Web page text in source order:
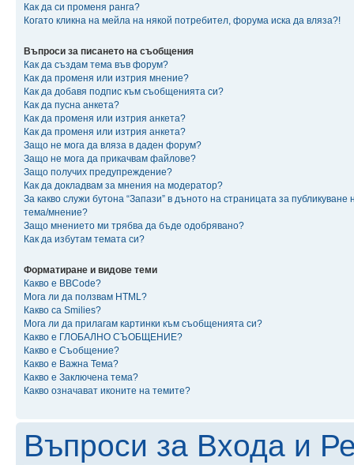
Как да си променя ранга?
Когато кликна на мейла на някой потребител, форума иска да вляза?!
Въпроси за писането на съобщения
Как да създам тема във форум?
Как да променя или изтрия мнение?
Как да добавя подпис към съобщенията си?
Как да пусна анкета?
Как да променя или изтрия анкета?
Как да променя или изтрия анкета?
Защо не мога да вляза в даден форум?
Защо не мога да прикачвам файлове?
Защо получих предупреждение?
Как да докладвам за мнения на модератор?
За какво служи бутона “Запази” в дъното на страницата за публикуване
тема/мнение?
Защо мнението ми трябва да бъде одобрявано?
Как да избутам темата си?
Форматиране и видове теми
Какво е BBCode?
Мога ли да ползвам HTML?
Какво са Smilies?
Мога ли да прилагам картинки към съобщенията си?
Какво е ГЛОБАЛНО СЪОБЩЕНИЕ?
Какво е Съобщение?
Какво е Важна Тема?
Какво е Заключена тема?
Какво означават иконите на темите?
Въпроси за Входа и